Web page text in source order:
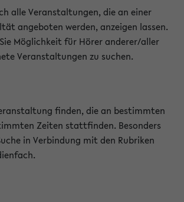
alle Veranstaltungen, die an einer
angeboten werden, anzeigen lassen.
Möglichkeit für Hörer anderer/aller
Veranstaltungen zu suchen.
finden, die an bestimmten
Zeiten stattfinden. Besonders
in Verbindung mit den Rubriken